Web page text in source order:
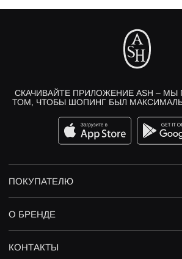
СКАЧИВАЙТЕ ПРИЛОЖЕНИЕ ASH –
ТОМ, ЧТОБЫ ШОПИНГ БЫЛ
ПОКУПАТЕЛЮ
О БРЕНДЕ
КОНТАКТЫ